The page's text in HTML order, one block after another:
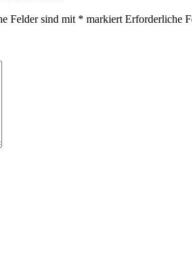
Felder sind mit * markiert Erforderliche